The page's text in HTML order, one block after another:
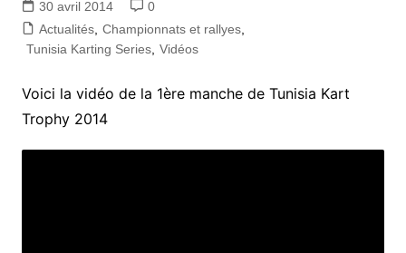
30 avril 2014
0
Actualités, Championnats et rallyes,
Tunisia Karting Series, Vidéos
Voici la vidéo de la 1ère manche de Tunisia Kart
Trophy 2014